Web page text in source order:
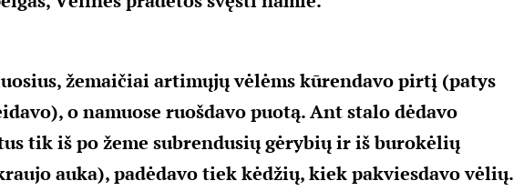
žemaičiai artimųjų vėlėms kūrendavo pirtį (patys
o namuose ruošdavo puotą. Ant stalo dėdavo
tik iš po žeme subrendusių gėrybių ir iš burokėlių
auka), padėdavo tiek kėdžių, kiek pakviesdavo vėlių.